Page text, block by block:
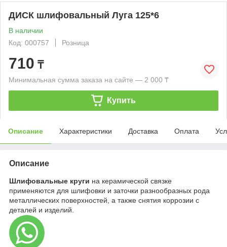
ДИСК шлифовальный Луга 125*6
В наличии
Код: 000757
Розница
710 ₸
Минимальная сумма заказа на сайте — 2 000 ₸
Купить
Описание Характеристики Доставка Оплата
Описание
Шлифовальные круги на керамической связке
применяются для шлифовки и заточки разнообразных рода
металлических поверхностей, а также снятия коррозии с
деталей и изделий.